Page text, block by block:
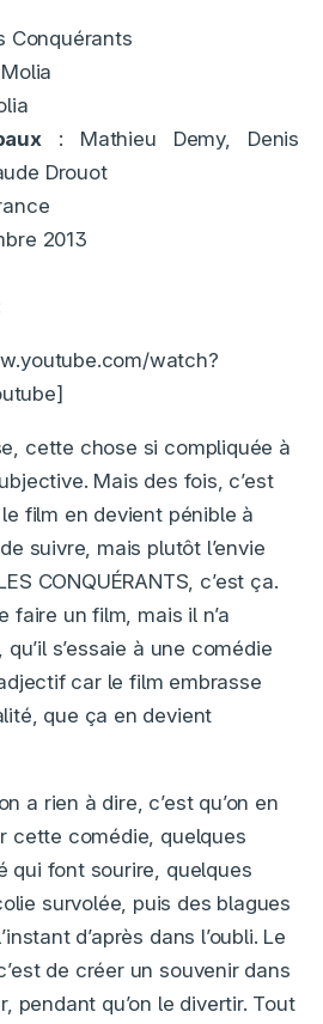
Conquérants
: Mathieu Demy, Denis
Drouot
2013
watch?
cette chose si compliquée à
Mais des fois, c’est
film en devient pénible à
suivre, mais plutôt l’envie
CONQUÉRANTS, c’est ça.
faire un film, mais il n’a
s’essaie à une comédie
car le film embrasse
que ça en devient
a rien à dire, c’est qu’on en
cette comédie, quelques
qui font sourire, quelques
survolée, puis des blagues
d’après dans l’oubli. Le
de créer un souvenir dans
pendant qu’on le divertir. Tout